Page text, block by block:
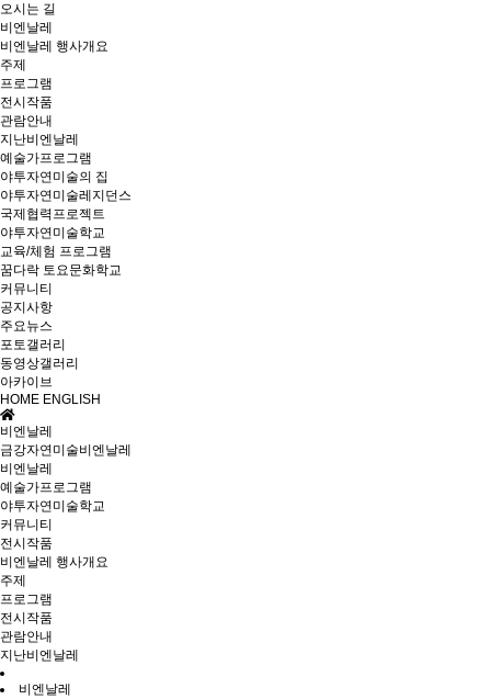
오시는 길
비엔날레
비엔날레 행사개요
주제
프로그램
전시작품
관람안내
지난비엔날레
예술가프로그램
야투자연미술의 집
야투자연미술레지던스
국제협력프로젝트
야투자연미술학교
교육/체험 프로그램
꿈다락 토요문화학교
커뮤니티
공지사항
주요뉴스
포토갤러리
동영상갤러리
아카이브
HOME ENGLISH
비엔날레
금강자연미술비엔날레
비엔날레
예술가프로그램
야투자연미술학교
커뮤니티
전시작품
비엔날레 행사개요
주제
프로그램
전시작품
관람안내
지난비엔날레
비엔날레